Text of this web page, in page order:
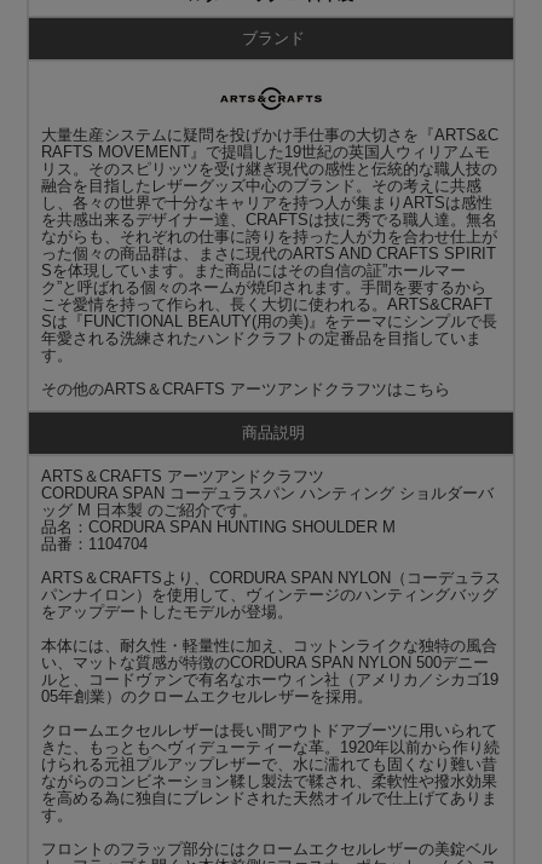
ブランド
大量生産システムに疑問を投げかけ手仕事の大切さを『ARTS&C
RAFTS MOVEMENT』で提唱した19世紀の英国人ウィリアムモ
リス。そのスピリッツを受け継ぎ現代の感性と伝統的な職人技の
融合を目指したレザーグッズ中心のブランド。その考えに共感
し、各々の世界で十分なキャリアを持つ人が集まりARTSは感性
を共感出来るデザイナー達、CRAFTSは技に秀でる職人達。無名
ながらも、それぞれの仕事に誇りを持った人が力を合わせ仕上が
った個々の商品群は、まさに現代のARTS AND CRAFTS SPIRIT
Sを体現しています。また商品にはその自信の証”ホールマー
ク”と呼ばれる個々のネームが焼印されます。手間を要するから
こそ愛情を持って作られ、長く大切に使われる。ARTS&CRAFT
Sは『FUNCTIONAL BEAUTY(用の美)』をテーマにシンプルで長
年愛される洗練されたハンドクラフトの定番品を目指していま
す。
その他のARTS＆CRAFTS アーツアンドクラフツはこちら
商品説明
ARTS＆CRAFTS アーツアンドクラフツ
CORDURA SPAN コーデュラスパン ハンティング ショルダーバ
ッグ M 日本製 のご紹介です。
品名：CORDURA SPAN HUNTING SHOULDER M
品番：1104704
ARTS＆CRAFTSより、CORDURA SPAN NYLON（コーデュラス
パンナイロン）を使用して、ヴィンテージのハンティングバッグ
をアップデートしたモデルが登場。
本体には、耐久性・軽量性に加え、コットンライクな独特の風合
い、マットな質感が特徴のCORDURA SPAN NYLON 500デニー
ルと、コードヴァンで有名なホーウィン社（アメリカ／シカゴ19
05年創業）のクロームエクセルレザーを採用。
クロームエクセルレザーは長い間アウトドアブーツに用いられて
きた、もっともヘヴィデューティーな革。1920年以前から作り続
けられる元祖プルアップレザーで、水に濡れても固くなり難い昔
ながらのコンビネーション鞣し製法で鞣され、柔軟性や撥水効果
を高める為に独自にブレンドされた天然オイルで仕上げてありま
す。
フロントのフラップ部分にはクロームエクセルレザーの美錠ベル